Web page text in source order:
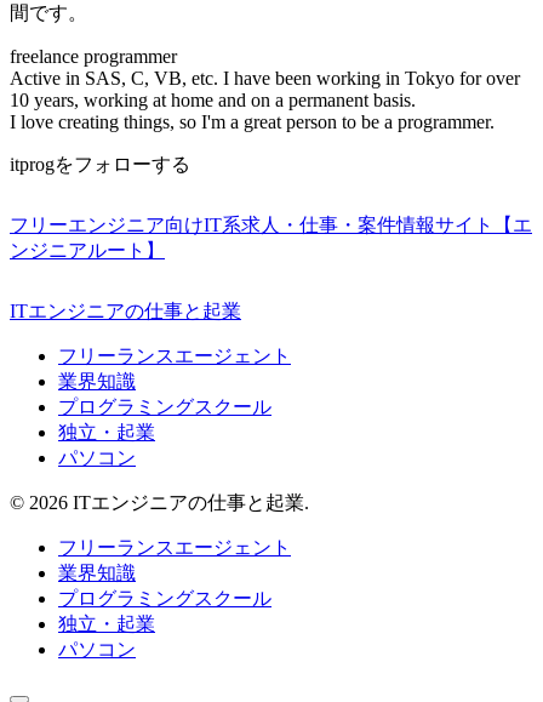
間です。
freelance programmer
Active in SAS, C, VB, etc. I have been working in Tokyo for over
10 years, working at home and on a permanent basis.
I love creating things, so I'm a great person to be a programmer.
itprogをフォローする
フリーエンジニア向けIT系求人・仕事・案件情報サイト【エ
ンジニアルート】
ITエンジニアの仕事と起業
フリーランスエージェント
業界知識
プログラミングスクール
独立・起業
パソコン
© 2026 ITエンジニアの仕事と起業.
フリーランスエージェント
業界知識
プログラミングスクール
独立・起業
パソコン